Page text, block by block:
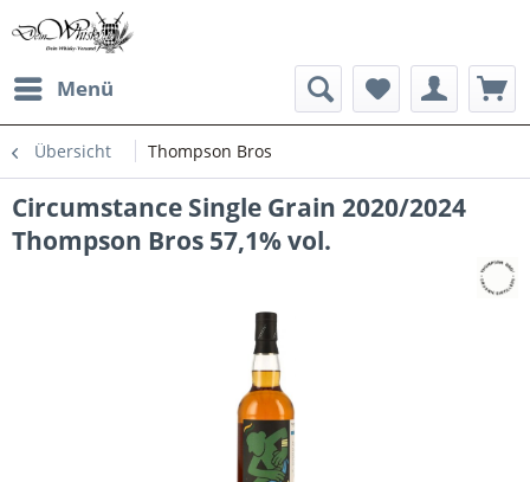
Menü
Übersicht Thompson Bros
Circumstance Single Grain 2020/2024
Thompson Bros 57,1% vol.